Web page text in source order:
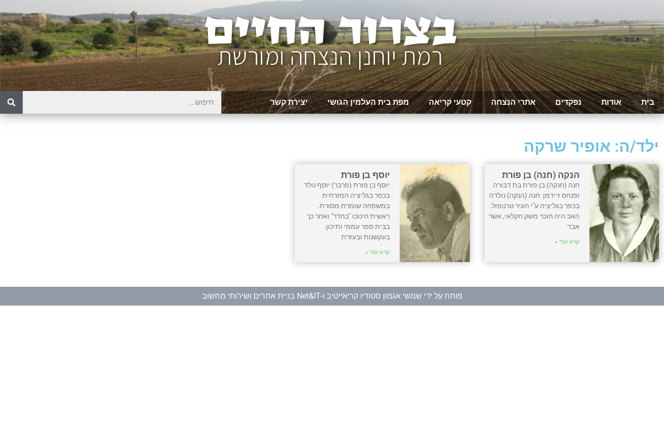
בית אודות נפקדים אתרי הנצחה קטעי קריאה מפת בית העלמין הגושי יצירת קשר
ילד/ה: אופיר שרקה
הנקה (חנה) בן פורת
חנה (חנקה) בן פורת בת דבורה
ופנחס זיידמן חנה (הנקה) נולדה
בכפר בגליציה ע"י העיר טרנופול.
האב היה חוכר משק חקלאי, אשר
אבד
קרא עוד »
יוסף בן פורת
יוסף בן פורת (פרבר) יוסף נולד
בכפר בגליציה המזרחית
במשפחה שומרת מסורת.
ראשית חינוכו "בחדר" ואחר כך
בבית ספר עממי ותיכון.
בעקשנות ובעזרת
קרא עוד »
פותח על ידי שמשי אגמון סטודיו קריאייטיב ו-Net&IT בניית אתרים ושירותי מחשוב